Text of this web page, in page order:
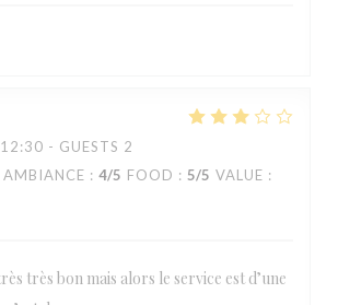
- GUESTS 2
AMBIANCE : 4/5 FOOD : 5/5 VALUE :
très bon mais alors le service est d’une